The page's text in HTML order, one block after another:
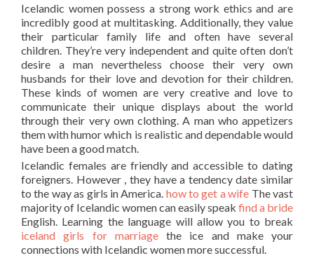
Icelandic women possess a strong work ethics and are
incredibly good at multitasking. Additionally, they value
their particular family life and often have several
children. They’re very independent and quite often don’t
desire a man nevertheless choose their very own
husbands for their love and devotion for their children.
These kinds of women are very creative and love to
communicate their unique displays about the world
through their very own clothing. A man who appetizers
them with humor which is realistic and dependable would
have been a good match.
Icelandic females are friendly and accessible to dating
foreigners. However , they have a tendency date similar
to the way as girls in America. how to get a wife The vast
majority of Icelandic women can easily speak find a bride
English. Learning the language will allow you to break
iceland girls for marriagethe ice and make your
connections with Icelandic women more successful.